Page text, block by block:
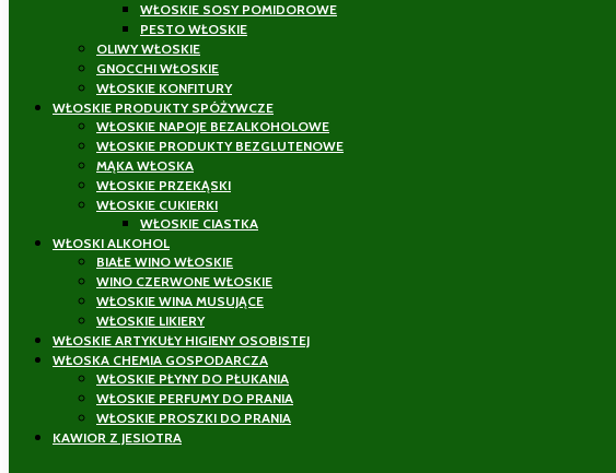
WŁOSKIE SOSY POMIDOROWE
PESTO WŁOSKIE
OLIWY WŁOSKIE
GNOCCHI WŁOSKIE
WŁOSKIE KONFITURY
WŁOSKIE PRODUKTY SPÓŻYWCZE
WŁOSKIE NAPOJE BEZALKOHOLOWE
WŁOSKIE PRODUKTY BEZGLUTENOWE
MĄKA WŁOSKA
WŁOSKIE PRZEKĄSKI
WŁOSKIE CUKIERKI
WŁOSKIE CIASTKA
WŁOSKI ALKOHOL
BIAŁE WINO WŁOSKIE
WINO CZERWONE WŁOSKIE
WŁOSKIE WINA MUSUJĄCE
WŁOSKIE LIKIERY
WŁOSKIE ARTYKUŁY HIGIENY OSOBISTEJ
WŁOSKA CHEMIA GOSPODARCZA
WŁOSKIE PŁYNY DO PŁUKANIA
WŁOSKIE PERFUMY DO PRANIA
WŁOSKIE PROSZKI DO PRANIA
KAWIOR Z JESIOTRA